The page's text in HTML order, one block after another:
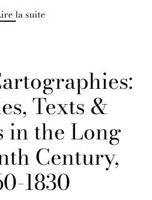
la suite
Texts &
in the Long
Century,
1830